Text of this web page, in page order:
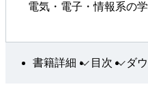
電気・電子・情報系の
書籍詳細 目次 ダ